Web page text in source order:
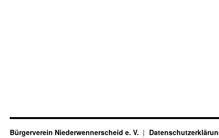
Bürgerverein Niederwennerscheid e. V.